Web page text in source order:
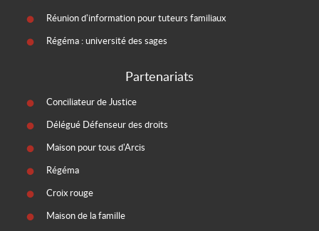
Réunion d'information pour tuteurs familiaux
Régéma : université des sages
Partenariats
Conciliateur de Justice
Délégué Défenseur des droits
Maison pour tous d'Arcis
Régéma
Croix rouge
Maison de la famille